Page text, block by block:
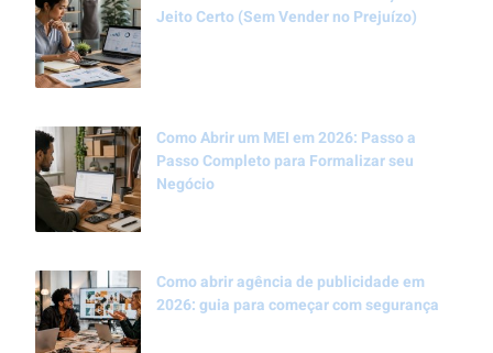
Jeito Certo (Sem Vender no Prejuízo)
Como Abrir um MEI em 2026: Passo a
Passo Completo para Formalizar seu
Negócio
Como abrir agência de publicidade em
2026: guia para começar com segurança